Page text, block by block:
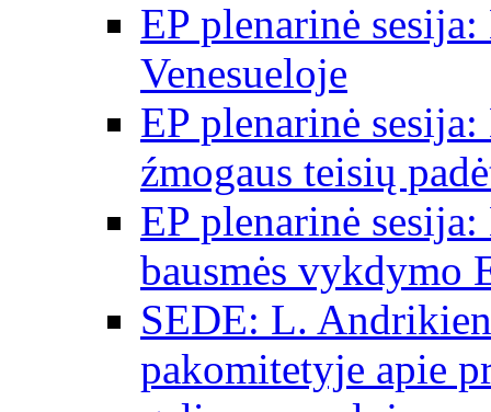
EP plenarinė
Venesueloje
EP plenarinė
źmogaus teisių
EP plenarinė
bausmės vykdymo
SEDE: L.
pakomitetyje apie